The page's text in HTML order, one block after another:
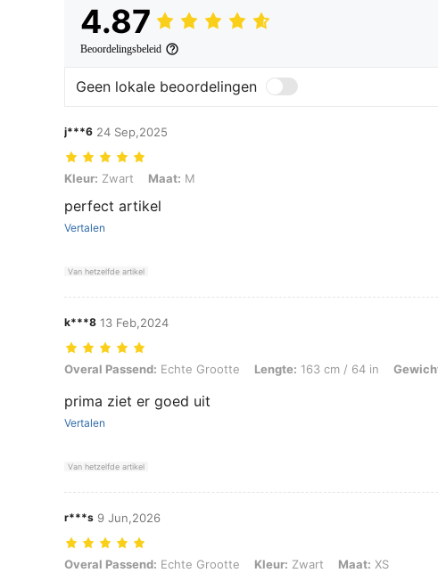
4.87
Beoordelingsbeleid
Geen lokale beoordelingen
j***6 24 Sep,2025
Kleur: Zwart, Maat: M
Kleur: Zwart Maat: M
perfect artikel
Vertalen
Van hetzelfde artikel
k***8 13 Feb,2024
Overal Passend: Echte Grootte, Lengte: 163 cm / 64 in, Gewicht: 89 kg /
Overal Passend: Echte Grootte Lengte: 163 cm / 64 in
prima ziet er goed uit
Vertalen
Van hetzelfde artikel
r***s 9 Jun,2026
Overal Passend: Echte Grootte, Kleur: Zwart, Maat: XS
Overal Passend: Echte Grootte Kleur: Zwart Maat: XS